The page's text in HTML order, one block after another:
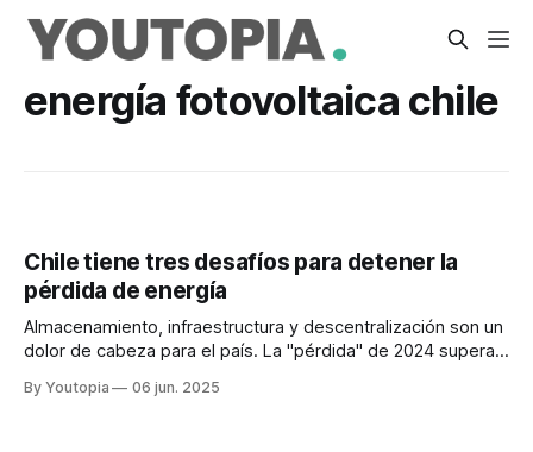
energía fotovoltaica chile
Chile tiene tres desafíos para detener la
pérdida de energía
Almacenamiento, infraestructura y descentralización son un
dolor de cabeza para el país. La "pérdida" de 2024 supera
By Youtopia 06 jun. 2025